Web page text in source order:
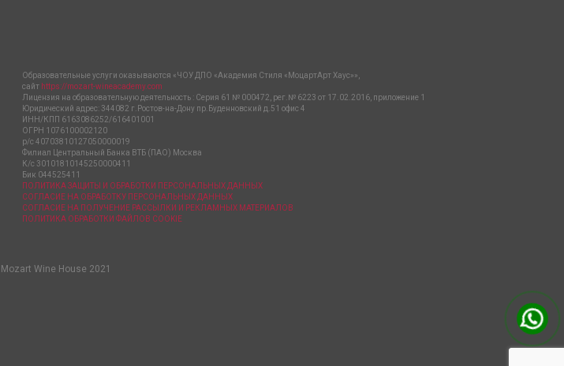
Образовательные услуги оказываются «ЧОУ ДПО «Академия Стиля «МоцартАрт Хаус»»,
сайт https://mozart-wineacademy.com
Лицензия на образовательную деятельность : Серия 61 № 000472, рег.№ 6223 от 17.02.2016, приложение 1
Юридический адрес: 344082 г.Ростов-на-Дону пр.Буденновский д.51 офис 4
ИНН/КПП 6163086252/616401001
ОГРН 1076100002120
р/с 40703810127050000019
Филиал Центральный Банка ВТБ (ПАО) Москва
К/с 30101810145250000411
Бик 044525411
ПОЛИТИКА ЗАЩИТЫ И ОБРАБОТКИ ПЕРСОНАЛЬНЫХ ДАННЫХ
СОГЛАСИЕ НА ОБРАБОТКУ ПЕРСОНАЛЬНЫХ ДАННЫХ
СОГЛАСИЕ НА ПОЛУЧЕНИЕ РАССЫЛКИ И РЕКЛАМНЫХ МАТЕРИАЛОВ
ПОЛИТИКА ОБРАБОТКИ ФАЙЛОВ COOKIE
Wine House 2021